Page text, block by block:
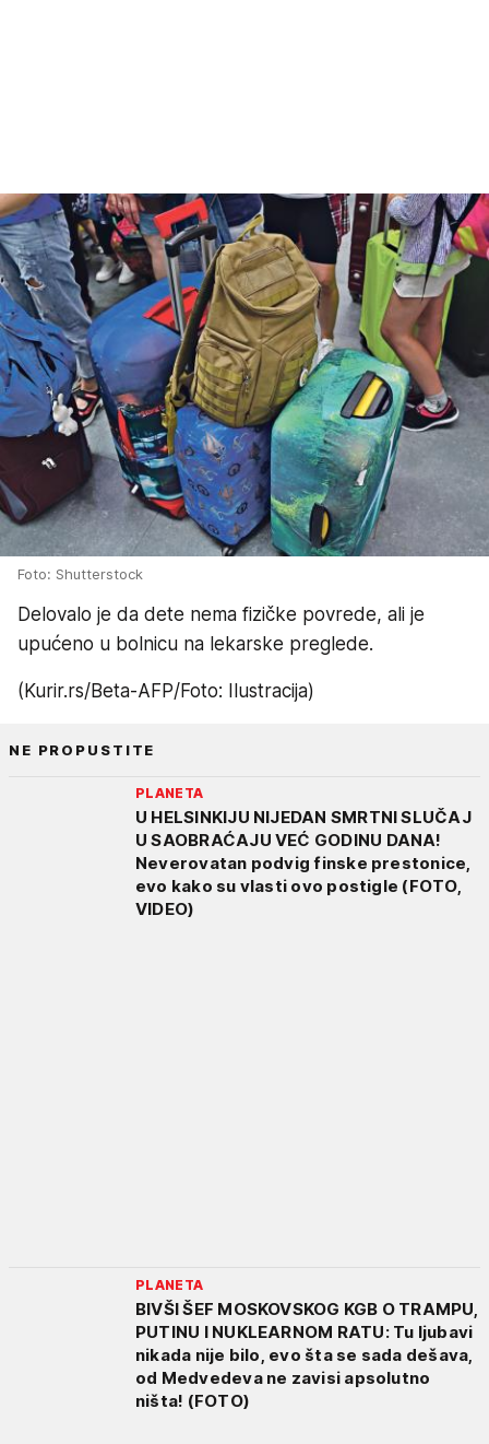
Foto: Shutterstock
Delovalo je da dete nema fizičke povrede, ali je
upućeno u bolnicu na lekarske preglede.
(Kurir.rs/Beta-AFP/Foto: Ilustracija)
NE PROPUSTITE
PLANETA
U HELSINKIJU NIJEDAN SMRTNI SLUČAJ
U SAOBRAĆAJU VEĆ GODINU DANA!
Neverovatan podvig finske prestonice,
evo kako su vlasti ovo postigle (FOTO,
VIDEO)
PLANETA
BIVŠI ŠEF MOSKOVSKOG KGB O TRAMPU,
PUTINU I NUKLEARNOM RATU: Tu ljubavi
nikada nije bilo, evo šta se sada dešava,
od Medvedeva ne zavisi apsolutno
ništa! (FOTO)